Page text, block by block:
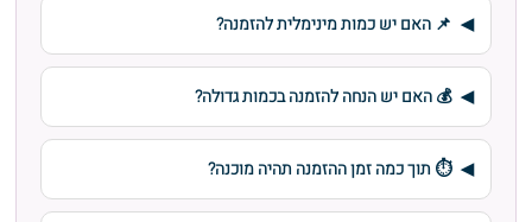
📌 האם יש כמות מינימלית להזמנה?
💰 האם יש הנחה להזמנה בכמות גדולה?
⏱️ תוך כמה זמן ההזמנה תהיה מוכנה?